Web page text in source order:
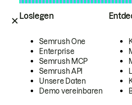
Loslegen
Semrush One
Enterprise
Semrush MCP
Semrush API
Unsere Daten
Demo vereinbaren